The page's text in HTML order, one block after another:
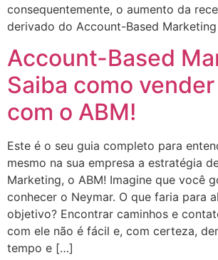
consequentemente, o aumento da
derivado do Account-Based
Account-Based
Saiba como
com o ABM!
Este é o seu guia completo para
mesmo na sua empresa a estratégia
Marketing, o ABM! Imagine que você
conhecer o Neymar. O que faria para
objetivo? Encontrar caminhos e
com ele não é fácil e, com certeza,
tempo e […]